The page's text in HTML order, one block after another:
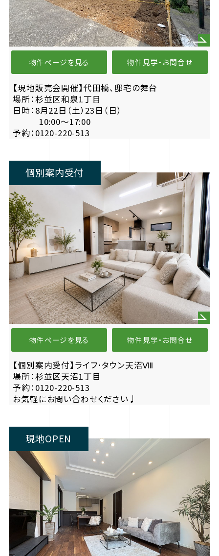
物件ページを見る 物件見学・お問合せ
【現地販売会開催】代田橋、邸宅の舞台
場所：杉並区和泉1丁目
日時：8月22日（土）23日（日）
10:00〜17:00
予約：0120-220-513
個別案内受付
物件ページを見る 物件見学・お問合せ
【個別案内受付】ライフ･タウン天沼Ⅷ
場所：杉並区天沼1丁目
予約：0120-220-513
お気軽にお問い合わせください♩
現地OPEN